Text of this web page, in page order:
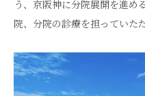
う、京阪神に分院展開を進め
院、分院の診療を担っていた